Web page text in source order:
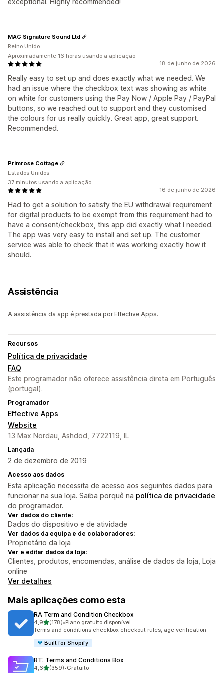
18 de junho de 2026
Really easy to set up and does exactly what we needed. We
had an issue where the checkbox text was showing as white
on white for customers using the Pay Now / Apple Pay / PayPal
buttons, so we reached out to support and they customised
the colours for us really quickly. Great app, great support.
Recommended.
MAG Signature Sound Ltd
Reino Unido
Aproximadamente 16 horas usando a aplicação
16 de junho de 2026
Had to get a solution to satisfy the EU withdrawal requirement
for digital products to be exempt from this requirement had to
have a consent/checkbox, this app did exactly what I needed.
The app was very easy to install and set up. The customer
service was able to check that it was working exactly how it
should.
Primrose Cottage
Estados Unidos
37 minutos usando a aplicação
Assistência
A assistência da app é prestada por Effective Apps.
Recursos
Política de privacidade
FAQ
Este programador não oferece assistência direta em Português
(portugal).
Programador
Effective Apps
Website
13 Max Nordau, Ashdod, 7722119, IL
Lançada
2 de dezembro de 2019
Acesso aos dados
Esta aplicação necessita de acesso aos seguintes dados para
funcionar na sua loja. Saiba porquê na política de privacidade
do programador.
Ver dados do cliente:
Dados do dispositivo e de atividade
Ver dados da equipa e de colaboradores:
Proprietário da loja
Ver e editar dados da loja:
Clientes, produtos, encomendas, análise de dados da loja, Loja
online
Ver detalhes
Mais aplicações como esta
RA Term and Condition Checkbox
4,9de 5 estrelas
(178)
178 total de avaliações
•Plano gratuito disponível
Terms and conditions checkbox checkout rules, age verification
Built for Shopify
RT: Terms and Conditions Box
4,6de 5 estrelas
(359)
359 total de avaliações
•Gratuito